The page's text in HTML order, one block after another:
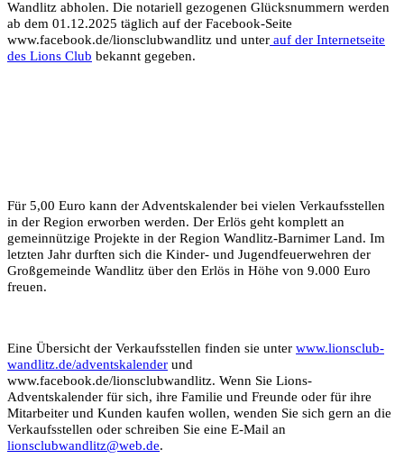
Wandlitz abholen. Die notariell gezogenen Glücksnummern werden
ab dem 01.12.2025 täglich auf der Facebook-Seite
www.facebook.de/lionsclubwandlitz und unter auf der Internetseite
des Lions Club bekannt gegeben.
Für 5,00 Euro kann der Adventskalender bei vielen Verkaufsstellen
in der Region erworben werden. Der Erlös geht komplett an
gemeinnützige Projekte in der Region Wandlitz-Barnimer Land. Im
letzten Jahr durften sich die Kinder- und Jugendfeuerwehren der
Großgemeinde Wandlitz über den Erlös in Höhe von 9.000 Euro
freuen.
Eine Übersicht der Verkaufsstellen finden sie unter www.lionsclub-
wandlitz.de/adventskalender und
www.facebook.de/lionsclubwandlitz. Wenn Sie Lions-
Adventskalender für sich, ihre Familie und Freunde oder für ihre
Mitarbeiter und Kunden kaufen wollen, wenden Sie sich gern an die
Verkaufsstellen oder schreiben Sie eine E-Mail an
lionsclubwandlitz@web.de.